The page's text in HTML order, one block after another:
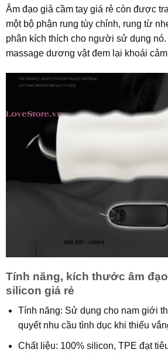
Âm đạo giả cầm tay giá rẻ còn được
một bộ phận rung tùy chỉnh, rung từ
phân kích thích cho người sử dụng
massage dương vật đem lại khoái
Tính năng, kích thước âm
silicon giá rẻ
Tính năng: Sử dụng cho nam giới
quyết nhu cầu tình dục khi thiếu
Chất liệu: 100% silicon, TPE đạt